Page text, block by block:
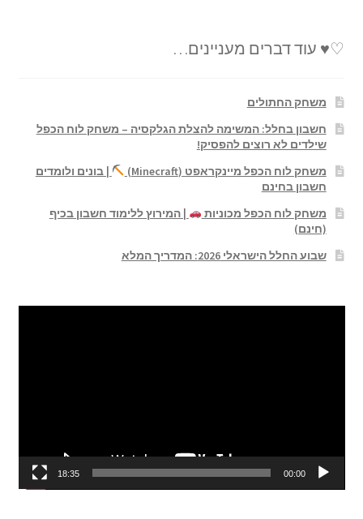
♡♥ עוד דברים מעניינים…
משחק החתולים
חשבון בחלל: המשימה להצלת הגלקסיה – משחק לוח הכפל
שילדים לא רוצים להפסיק!
משחק לוח הכפל מיינקראפט (Minecraft)
| בונים ולומדים
חשבון בחינם
משחק לוח הכפל מכוניות
| המירוץ ללימוד חשבון בכיף
(חינם)
שבוע החלל הישראלי 2026: המדריך המלא
00:00
18:35